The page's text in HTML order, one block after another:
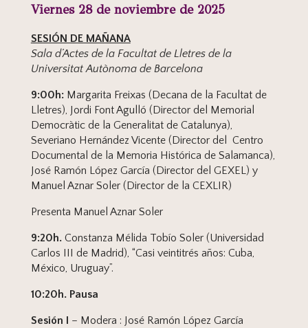
Viernes 28 de noviembre de 2025
SESIÓN DE MAÑANA
Sala d’Actes de la Facultat de Lletres de la
Universitat Autònoma de Barcelona
9:00h:Margarita Freixas (Decana de la Facultat de
Lletres), Jordi Font Agulló (Director del Memorial
Democràtic de la Generalitat de Catalunya),
Severiano Hernández Vicente (Director del Centro
Documental de la Memoria Histórica de Salamanca),
José Ramón López García (Director del GEXEL) y
Manuel Aznar Soler (Director de la CEXLIR)
Presenta Manuel Aznar Soler
9:20h. Constanza Mélida Tobío Soler (Universidad
Carlos III de Madrid), “Casi veintitrés años: Cuba,
México, Uruguay”.
10:20h. Pausa
Sesión I – Modera : José Ramón López García